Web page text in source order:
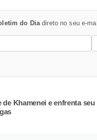
do Diadireto no seu e-
de Khamenei e enfrenta